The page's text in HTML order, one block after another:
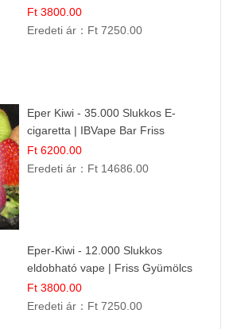
Gyümölcs Íz
Ft 3800.00
Eredeti ár： Ft 7250.00
Eper Kiwi - 35.000 Slukkos E-
cigaretta | IBVape Bar Friss
Gyümölcs Ízek
Ft 6200.00
Eredeti ár： Ft 14686.00
Eper-Kiwi - 12.000 Slukkos
eldobható vape | Friss Gyümölcs
Kombináció
Ft 3800.00
Eredeti ár： Ft 7250.00